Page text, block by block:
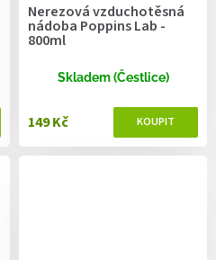
Nerezová vzduchotěsná
nádoba Poppins Lab -
800ml
Skladem (Čestlice)
149 Kč